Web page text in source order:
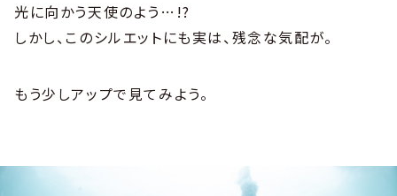
光に向かう天使のよう…!?
しかし、このシルエットにも実は、残念な気配が。
もう少しアップで見てみよう。